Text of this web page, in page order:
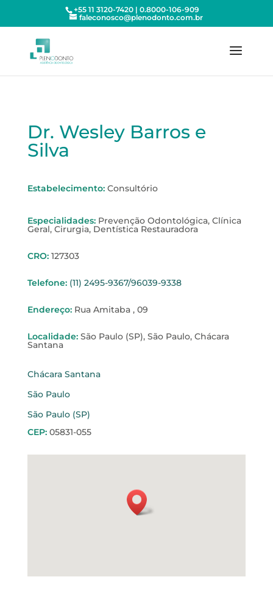
+55 11 3120-7420 | 0.8000-106-909
faleconosco@plenodonto.com.br
Dr. Wesley Barros e
Silva
Estabelecimento: Consultório
Especialidades: Prevenção Odontológica, Clínica
Geral, Cirurgia, Dentística Restauradora
CRO: 127303
Telefone: (11) 2495-9367/96039-9338
Endereço: Rua Amitaba , 09
Localidade: São Paulo (SP), São Paulo, Chácara
Santana
Chácara Santana
São Paulo
São Paulo (SP)
CEP: 05831-055